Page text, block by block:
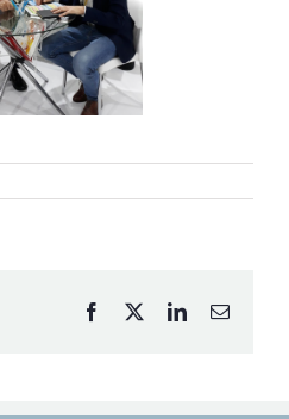
Facebook LinkedInEmail